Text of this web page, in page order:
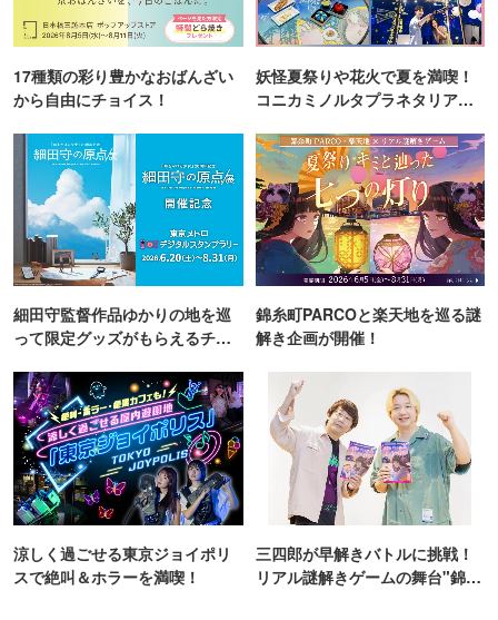
17種類の彩り豊かなおばんざい
から自由にチョイス！
妖怪夏祭りや花火で夏を満喫！
コニカミノルタプラネタリア
細田守監督作品ゆかりの地を巡
って限定グッズがもらえるチャ
錦糸町PARCOと楽天地を巡る謎
解き企画が開催！
涼しく過ごせる東京ジョイポリ
スで絶叫＆ホラーを満喫！
三四郎が早解きバトルに挑戦！
リアル謎解きゲームの舞台"錦糸